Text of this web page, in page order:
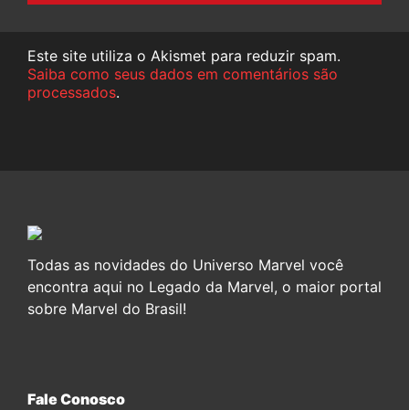
Este site utiliza o Akismet para reduzir spam.
Saiba como seus dados em comentários são
processados.
Todas as novidades do Universo Marvel você
encontra aqui no Legado da Marvel, o maior portal
sobre Marvel do Brasil!
Fale Conosco